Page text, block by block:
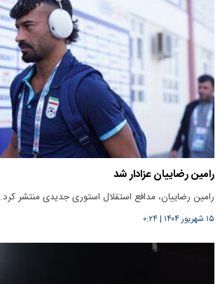
رامین رضاییان عزادار شد
رامین رضاییان، مدافع استقلال استوری جدیدی منتشر کرد.
۱۵ شهریور ۱۴۰۴ |۰:۲۴